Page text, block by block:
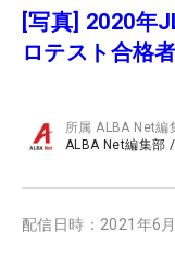
[写真] 2020年
ロテスト合格
所属ALBA Net編
ALBA Net編集部 /
配信日時： 2021年6